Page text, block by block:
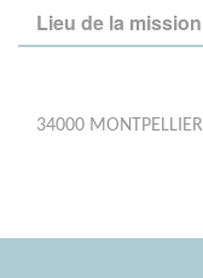
Lieu de la mission
34000 MONTPELLIER